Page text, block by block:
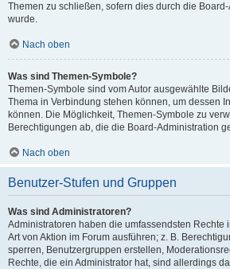
Themen zu schließen, sofern dies durch die
wurde.
Nach oben
Was sind Themen-Symbole?
Themen-Symbole sind vom Autor ausgewählte
Thema in Verbindung stehen können, um dessen
können. Die Möglichkeit, Themen-Symbole zu
Berechtigungen ab, die die Board-Administration
Nach oben
Benutzer-Stufen und Gruppen
Was sind Administratoren?
Administratoren haben die umfassendsten Rechte
Art von Aktion im Forum ausführen; z. B.
sperren, Benutzergruppen erstellen,
Rechte, die ein Administrator hat, sind allerdings